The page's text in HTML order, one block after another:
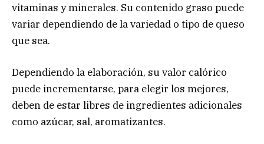
vitaminas y minerales. Su contenido graso puede
variar dependiendo de la variedad o tipo de queso
que sea.
Dependiendo la elaboración, su valor calórico
puede incrementarse, para elegir los mejores,
deben de estar libres de ingredientes adicionales
como azúcar, sal, aromatizantes.